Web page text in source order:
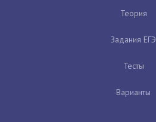
Теория
Задания ЕГЭ
Тесты
Варианты